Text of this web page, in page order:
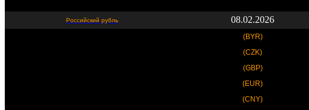
Российский рубль 08.02.2026
(BYR)
(CZK)
(GBP)
(EUR)
(CNY)